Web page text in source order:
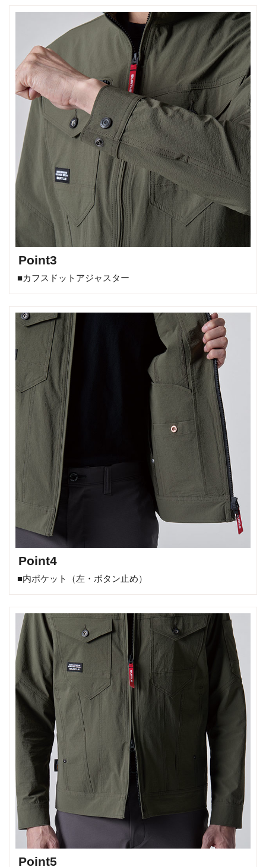
Point3
■カフスドットアジャスター
Point4
■内ポケット（左・ボタン止め）
Point5